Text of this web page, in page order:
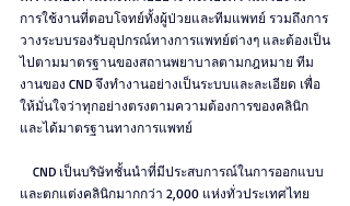
การใช้งานที่ตอบโจทย์ทั้งผู้ป่วยและทีมแพทย์ รวมถึงการ
วางระบบรองรับอุปกรณ์ทางการแพทย์ต่างๆ และต้องเป็น
ไปตามมาตรฐานของสถานพยาบาลตามกฎหมาย ทีม
งานของ CND จึงทำงานอย่างเป็นระบบและละเอียด เพื่อ
ให้มั่นใจว่าทุกอย่างตรงตามความต้องการของคลินิก
และได้มาตรฐานทางการแพทย์
CND เป็นบริษัทชั้นนำที่มีประสบการณ์ในการออกแบบ
และตกแต่งคลินิกมากกว่า 2,000 แห่งทั่วประเทศไทย